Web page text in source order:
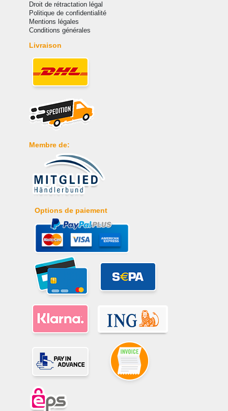
Droit de rétractation légal
Politique de confidentialité
Mentions légales
Conditions générales
Livraison
Membre de:
Options de paiement